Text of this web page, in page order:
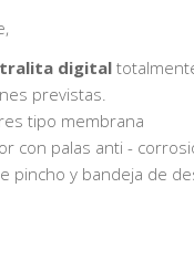
digital
previstas.
tipo membrana
con palas anti -
pincho y bandeja de